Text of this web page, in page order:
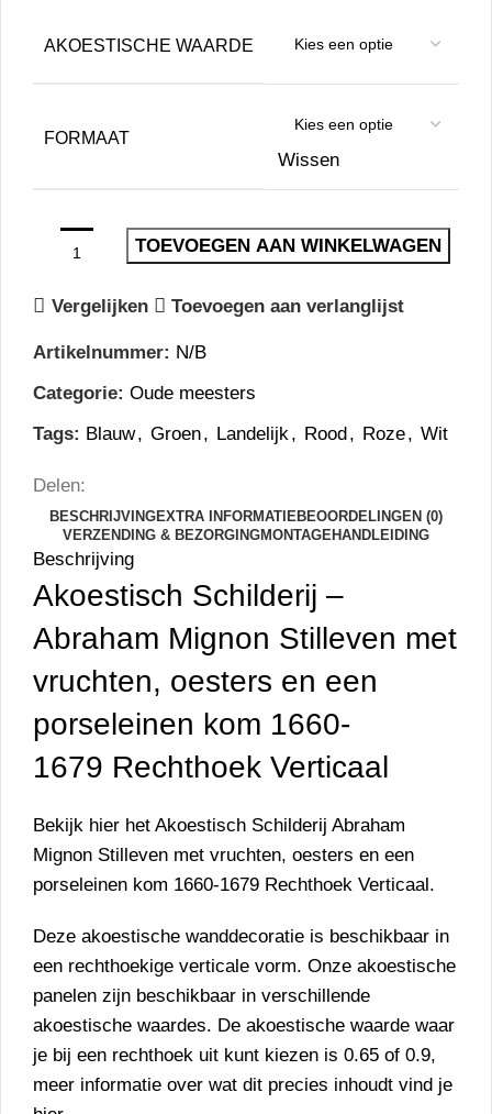
AKOESTISCHE WAARDE
FORMAAT
Wissen
TOEVOEGEN AAN WINKELWAGEN
Vergelijken Toevoegen aan verlanglijst
Artikelnummer: N/B
Categorie: Oude meesters
Tags: Blauw, Groen, Landelijk, Rood, Roze, Wit
Delen:
BESCHRIJVINGEXTRA INFORMATIEBEOORDELINGEN (0)
VERZENDING & BEZORGINGMONTAGEHANDLEIDING
Beschrijving
Akoestisch Schilderij –
Abraham Mignon Stilleven met
vruchten, oesters en een
porseleinen kom 1660-
1679 Rechthoek Verticaal
Bekijk hier het Akoestisch Schilderij Abraham
Mignon Stilleven met vruchten, oesters en een
porseleinen kom 1660-1679 Rechthoek Verticaal.
Deze akoestische wanddecoratie is beschikbaar in
een rechthoekige verticale vorm. Onze akoestische
panelen zijn beschikbaar in verschillende
akoestische waardes. De akoestische waarde waar
je bij een rechthoek uit kunt kiezen is 0.65 of 0.9,
meer informatie over wat dit precies inhoudt vind je